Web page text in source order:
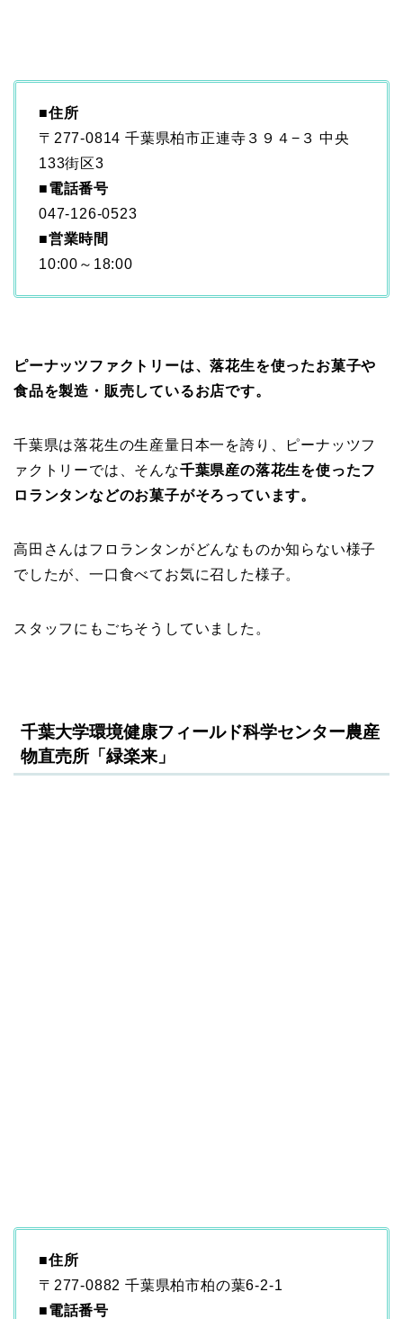
■住所
〒277-0814 千葉県柏市正連寺３９４−３ 中央
133街区3
■電話番号
047-126-0523
■営業時間
10:00～18:00
ピーナッツファクトリーは、落花生を使ったお菓子や
食品を製造・販売しているお店です。
千葉県は落花生の生産量日本一を誇り、ピーナッツフ
ァクトリーでは、そんな千葉県産の落花生を使ったフ
ロランタンなどのお菓子がそろっています。
高田さんはフロランタンがどんなものか知らない様子
でしたが、一口食べてお気に召した様子。
スタッフにもごちそうしていました。
千葉大学環境健康フィールド科学センター農産
物直売所「緑楽来」
■住所
〒277-0882 千葉県柏市柏の葉6-2-1
■電話番号